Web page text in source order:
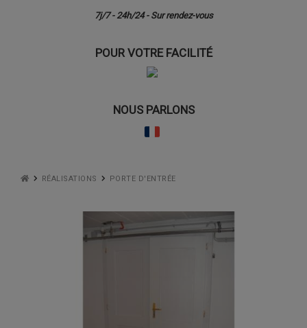
7j/7 - 24h/24 - Sur rendez-vous
POUR VOTRE FACILITÉ
NOUS PARLONS
RÉALISATIONS PORTE D'ENTRÉE